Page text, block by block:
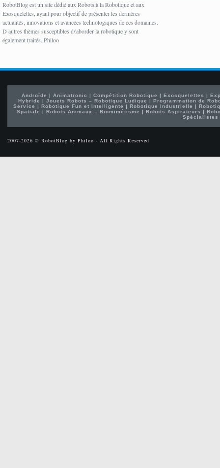
RobotBlog est un site dédié aux Robots,à la Robotique et aux
Exosquelettes, ayant pour objectif de présenter les dernières
actualités, innovations et avancées technologiques de ces domaines.
D autres thèmes susceptibles d\'aborder la robotique y sont
également traités. Philoo
Androïde | Animatronic | Compétition Robotique | Exosquelettes |
Hybride |Jouets Robots – Robotique Ludique |Programmation de
Service | Robotique Fun et Intelligente | Robotique Industrielle |
Spatiale | Robots Animaux – Biomimétisme | Robots Aspirateurs |
Spécialistes
2007-2026 © RobotBlog by Philoo - All Rights Reserved